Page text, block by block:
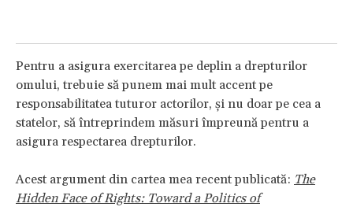
Pentru a asigura exercitarea pe deplin a drepturilor
omului, trebuie să punem mai mult accent pe
responsabilitatea tuturor actorilor, și nu doar pe cea a
statelor, să întreprindem măsuri împreună pentru a
asigura respectarea drepturilor.
Acest argument din cartea mea recent publicată: The
Hidden Face of Rights: Toward a Politics of